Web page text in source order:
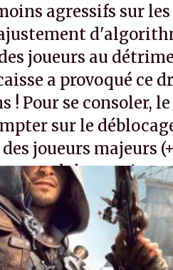
agressifs sur les
joueurs au
a provoqué ce
Pour se consoler, le
sur le
joueurs majeurs
aux adultes, qui ne
du pouvoir